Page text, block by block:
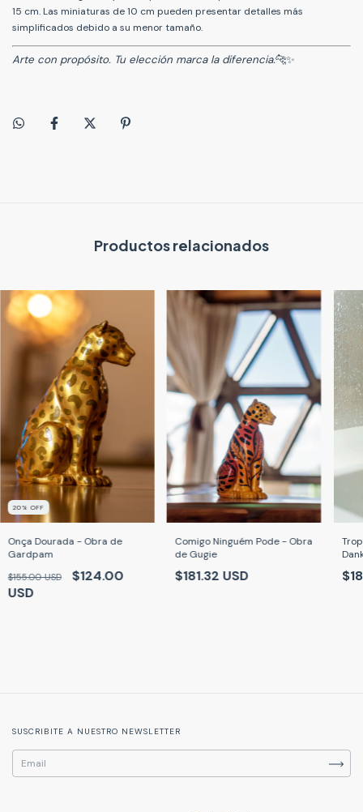
15 cm. Las miniaturas de 10 cm pueden presentar detalles más
simplificados debido a su menor tamaño.
Arte con propósito. Tu elección marca la diferencia.🐆✨
Productos relacionados
20% OFF
Onça Dourada - Obra de
Gardpam
$155.00 USD
$124.00
USD
Comigo Ninguém Pode - Obra
de Gugie
$181.32 USD
SUSCRIBITE A NUESTRO NEWSLETTER